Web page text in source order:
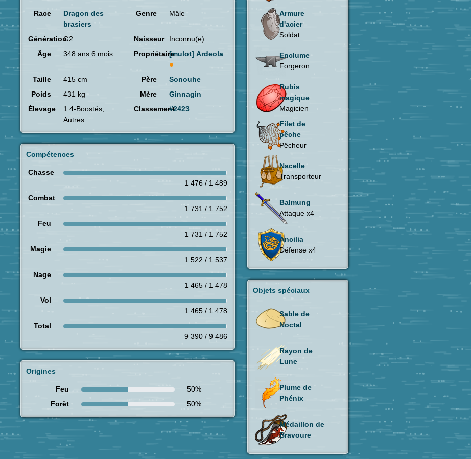
Race
Dragon des
brasiers
Genre Mâle
GénérationG2 Naisseur
Inconnu(e)
Âge
348 ans 6 mois Propriétaire[mulot] Ardeola
Taille 415 cm Père
Sonouhe
Poids
431 kg Mère
Ginnagin
Élevage
1.4-Boostés,
Autres
Classement#2423
Compétences
Chasse
1 476 / 1 489
Combat
1 731 / 1 752
Feu
1 731 / 1 752
Magie
1 522 / 1 537
Nage
1 465 / 1 478
Vol
1 465 / 1 478
Total
9 390 / 9 486
Origines
Feu
50%
Forêt
50%
Armure
d'acier
Soldat
Enclume
Forgeron
Rubis
magique
Magicien
Filet de
pêche
Pêcheur
Nacelle
Transporteur
Balmung
Attaque x4
Ancilia
Défense x4
Objets spéciaux
Sable de
Noctal
Rayon de
Lune
Plume de
Phénix
Médaillon de
Bravoure